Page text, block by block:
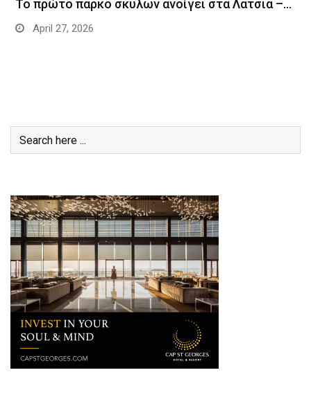
Το πρώτο πάρκο σκύλων ανοίγει στα Λατσιά –…
April 27, 2026